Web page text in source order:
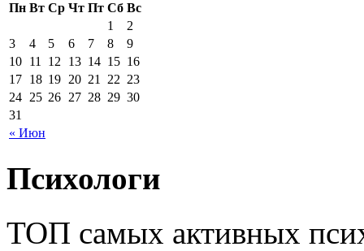
Пн Вт Ср Чт Пт Сб Вс
« Июн
1
2
3
4 5 6 7 8
9
10 11 12 13 14 15 16
17 18 19 20 21 22 23
24 25 26 27 28 29 30
31
Психологи
ТОП самых активных